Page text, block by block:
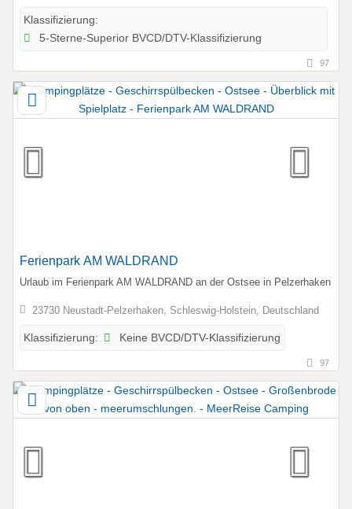
Klassifizierung:
5-Sterne-Superior BVCD/DTV-Klassifizierung
97
Ferienpark AM WALDRAND
Urlaub im Ferienpark AM WALDRAND an der Ostsee in Pelzerhaken
23730 Neustadt-Pelzerhaken, Schleswig-Holstein, Deutschland
Klassifizierung: Keine BVCD/DTV-Klassifizierung
97